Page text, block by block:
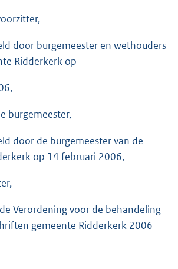
door burgemeester en wethouders
Ridderkerk op
burgemeester,
door de burgemeester van de
op 14 februari 2006,
Verordening voor de behandeling
gemeente Ridderkerk 2006